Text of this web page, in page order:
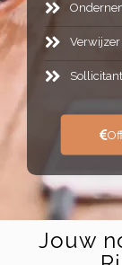
Verwijzer
Sollicitant
Jouw